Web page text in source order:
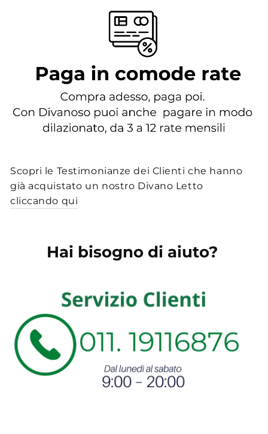
Scopri le Testimonianze dei Clienti che hanno
già acquistato un nostro Divano Letto
cliccando qui
Hai bisogno di aiuto?